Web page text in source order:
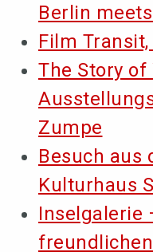
Berlin
Film
The Story of
Zumpe
Besuch aus
Kulturhaus
Inselgalerie